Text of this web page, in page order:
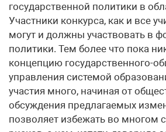
государственной политики в
Участники конкурса, как и все
могут и должны участвовать в
политики. Тем более что пока
концепцию государственного-
управления системой
участия много, начиная от
обсуждения предлагаемых
позволяет избежать во многом